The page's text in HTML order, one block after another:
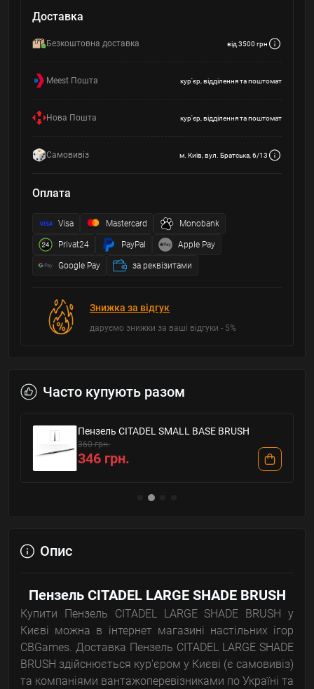
Доставка
Безкоштовна доставка від 3500 грн
Meest Пошта кур'єр, відділення та поштомат
Нова Пошта кур'єр, відділення та поштомат
Самовивіз м. Київ, вул. Братська, 6/13
Оплата
Visa Mastercard Monobank
Privat24 PayPal Apple Pay
Google Pay за реквізитами
Знижка за відгук
даруємо знижки за ваші відгуки - 5%
Часто купують разом
Пензель CITADEL SMALL BASE BRUSH
360 грн.
346 грн.
Опис
Пензель CITADEL LARGE SHADE BRUSH
Купити Пензель CITADEL LARGE SHADE BRUSH у
Києві можна в інтернет магазині настільних ігор
CBGames. Доставка Пензель CITADEL LARGE SHADE
BRUSH здійснюється кур'єром у Києві (є самовивіз)
та компаніями вантажоперевізниками по Україні та